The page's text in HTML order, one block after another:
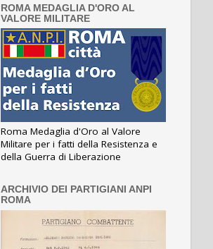
ROMA MEDAGLIA D'ORO AL
VALORE MILITARE
Roma Medaglia d'Oro al Valore
Militare per i fatti della Resistenza e
della Guerra di Liberazione
ARCHIVIO DEI PARTIGIANI ANPI
ROMA